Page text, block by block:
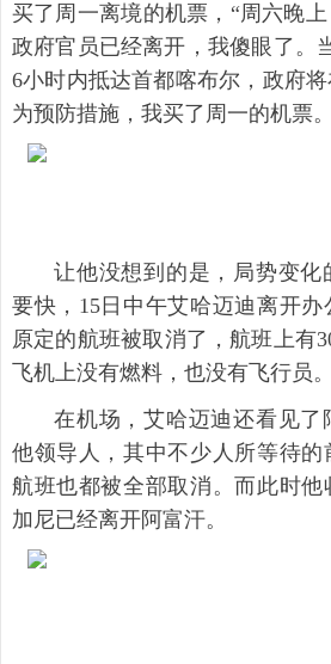
买了周一离境的机票，“周六晚
政府官员已经离开，我傻眼了。
6小时内抵达首都喀布尔，政府
为预防措施，我买了周一的机票
让他没想到的是，局势变化
要快，15日中午艾哈迈迪离开
原定的航班被取消了，航班上有
飞机上没有燃料，也没有飞行员。
在机场，艾哈迈迪还看见了
他领导人，其中不少人所等待
航班也都被全部取消。而此时
加尼已经离开阿富汗。